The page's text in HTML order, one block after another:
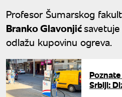
Profesor Šumarskog
Branko Glavonjić
odlažu kupovinu ogreva.
Srbiji: